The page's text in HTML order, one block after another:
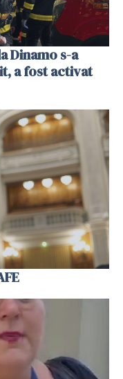
Dinamo s-a
a fost activat